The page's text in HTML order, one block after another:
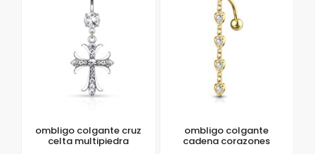
ombligo colgante cruz
celta multipiedra
ombligo colgante
cadena corazones